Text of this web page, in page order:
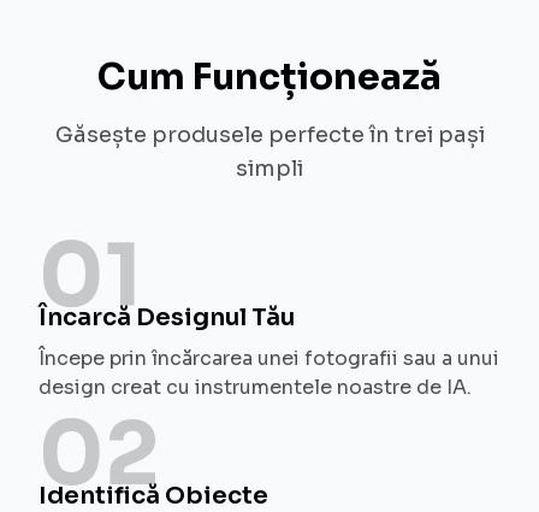
Cum Funcționează
Găsește produsele perfecte în trei pași
simpli
01
Încarcă Designul Tău
Începe prin încărcarea unei fotografii sau a unui
design creat cu instrumentele noastre de IA.
02
Identifică Obiecte